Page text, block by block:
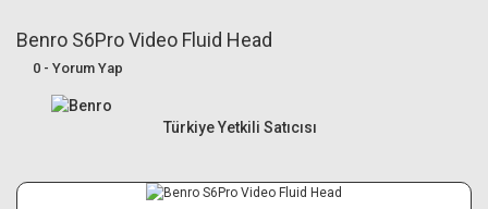
Canon R6 Mark IIIBundle Setler
Benro S6Pro Video Fluid Head
0 - Yorum Yap
Türkiye Yetkili Satıcısı